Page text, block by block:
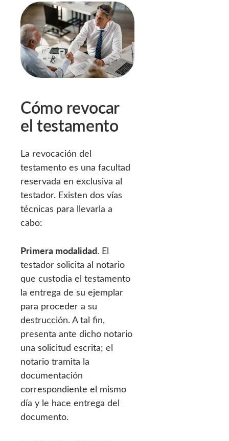
Cómo revocar
el testamento
La revocación del
testamento es una facultad
reservada en exclusiva al
testador. Existen dos vías
técnicas para llevarla a
cabo:
Primera modalidad. El
testador solicita al notario
que custodia el testamento
la entrega de su ejemplar
para proceder a su
destrucción. A tal fin,
presenta ante dicho notario
una solicitud escrita; el
notario tramita la
documentación
correspondiente el mismo
día y le hace entrega del
documento.